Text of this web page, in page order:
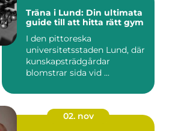
Träna i Lund: Din ultimata
guide till att hitta rätt gym
I den pittoreska
universitetsstaden Lund, där
kunskapsträdgårdar
blomstrar sida vid ...
02. nov